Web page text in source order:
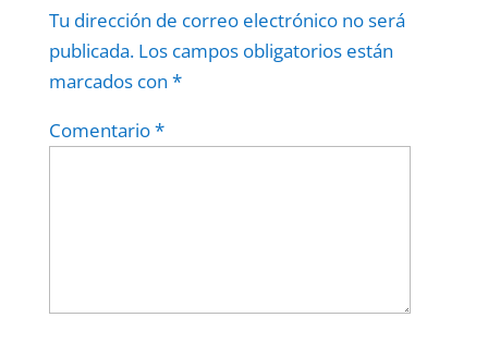
Tu dirección de correo electrónico no será
publicada. Los campos obligatorios están
marcados con *
Comentario*